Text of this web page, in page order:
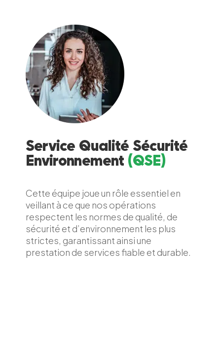
Service Qualité Sécurité
Environnement (QSE)
Cette équipe joue un rôle essentiel en
veillant à ce que nos opérations
respectent les normes de qualité, de
sécurité et d’environnement les plus
strictes, garantissant ainsi une
prestation de services fiable et durable.